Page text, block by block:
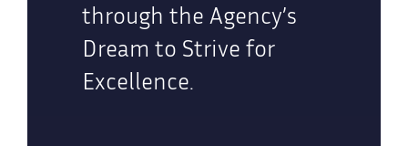
through the Agency’s
Dream to Strive for
Excellence.